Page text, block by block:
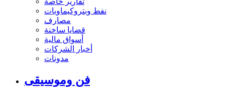
نفط وبتروكيماويات
مصارف
قضايا ساخنة
أسواق مالية
أخبار الشركات
مدونات
فن وموسيقى